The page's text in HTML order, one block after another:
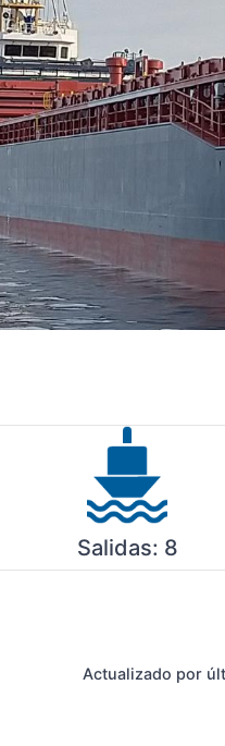
Salidas: 8
Actualizado por